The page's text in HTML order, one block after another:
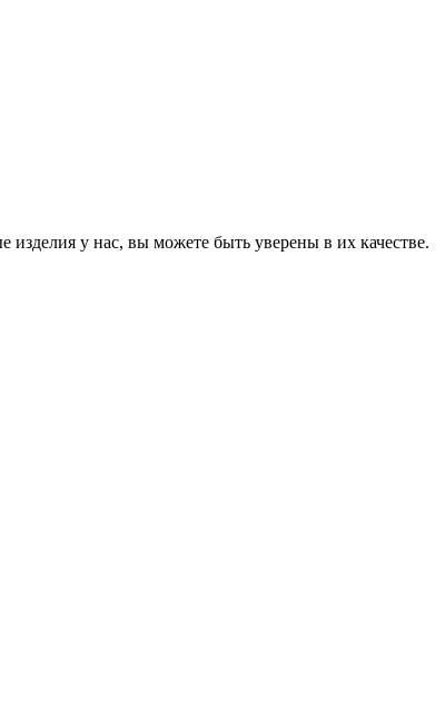
у нас, вы можете быть уверены в их качестве.